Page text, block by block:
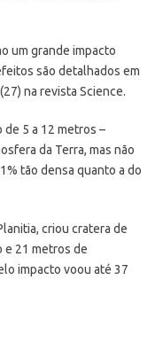
um grande impacto
são detalhados em
na revista Science.
5 a 12 metros –
da Terra, mas não
tão densa quanto a do
criou cratera de
e 21 metros de
impacto voou até 37